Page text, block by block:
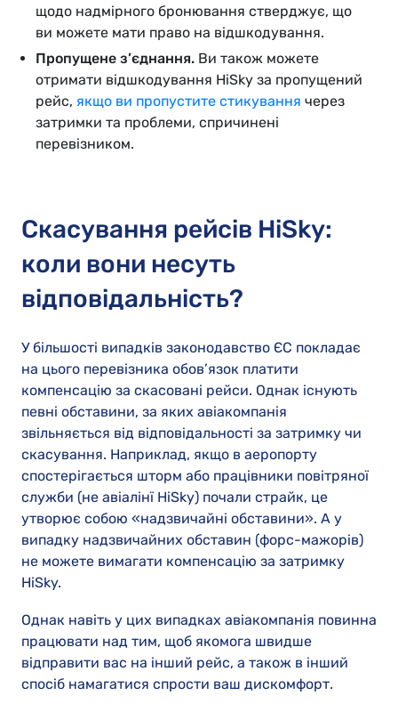
щодо надмірного бронювання стверджує, що
ви можете мати право на відшкодування.
Пропущене з’єднання. Ви також можете
отримати відшкодування HiSky за пропущений
рейс, якщо ви пропустите стикування через
затримки та проблеми, спричинені
перевізником.
Скасування рейсів HiSky:
коли вони несуть
відповідальність?
У більшості випадків законодавство ЄС покладає
на цього перевізника обов’язок платити
компенсацію за скасовані рейси. Однак існують
певні обставини, за яких авіакомпанія
звільняється від відповідальності за затримку чи
скасування. Наприклад, якщо в аеропорту
спостерігається шторм або працівники повітряної
служби (не авіалінї HiSky) почали страйк, це
утворює собою «надзвичайні обставини». А у
випадку надзвичайних обставин (форс-мажорів)
не можете вимагати компенсацію за затримку
HiSky.
Однак навіть у цих випадках авіакомпанія повинна
працювати над тим, щоб якомога швидше
відправити вас на інший рейс, а також в інший
спосіб намагатися спрости ваш дискомфорт.